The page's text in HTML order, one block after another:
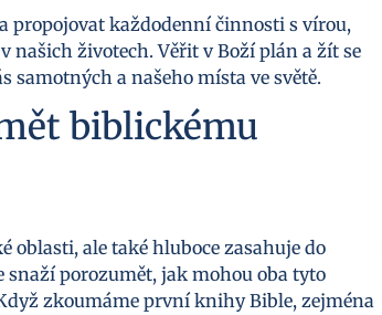
propojovat každodenní činnosti s vírou,
našich životech. Věřit v Boží plán a žít se
samotných a našeho místa ve světě.
biblickému
oblasti, ale také hluboce zasahuje do
porozumět, jak mohou oba tyto
zkoumáme první knihy Bible, zejména